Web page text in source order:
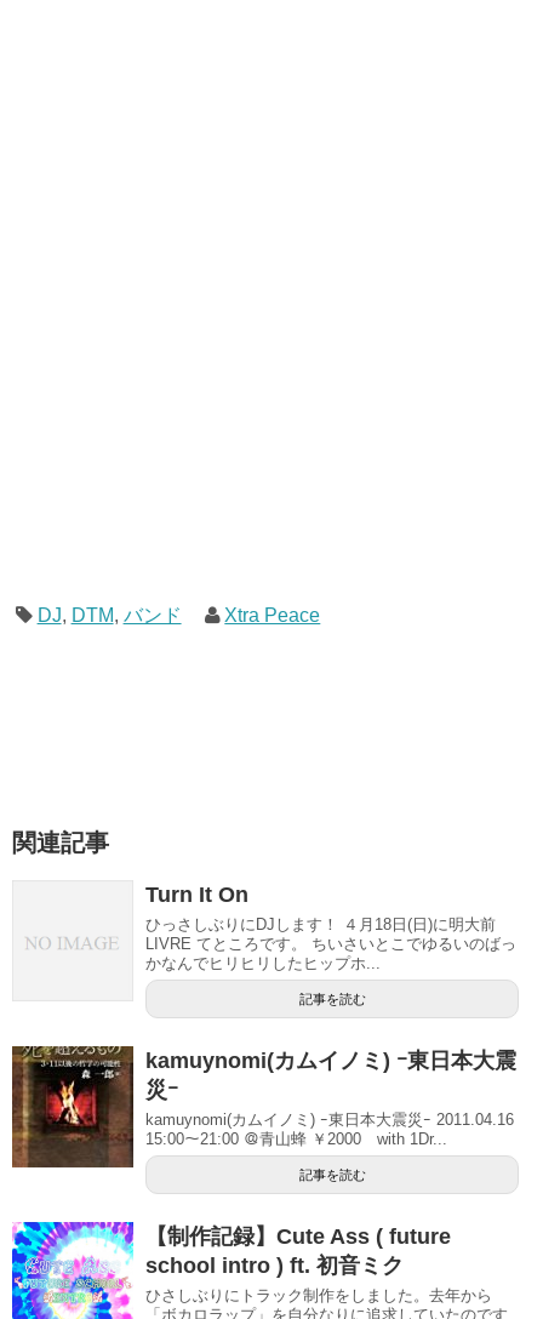
DJ, DTM, バンド Xtra Peace
関連記事
Turn It On
ひっさしぶりにDJします！ ４月18日(日)に明大前
LIVRE てところです。 ちいさいとこでゆるいのばっ
かなんでヒリヒリしたヒップホ...
記事を読む
kamuynomi(カムイノミ) ｰ東日本大震
災ｰ
kamuynomi(カムイノミ) ｰ東日本大震災ｰ 2011.04.16
15:00～21:00 ＠青山蜂 ￥2000 with 1Dr...
記事を読む
【制作記録】Cute Ass ( future
school intro ) ft. 初音ミク
ひさしぶりにトラック制作をしました。去年から
「ボカロラップ」を自分なりに追求していたのです